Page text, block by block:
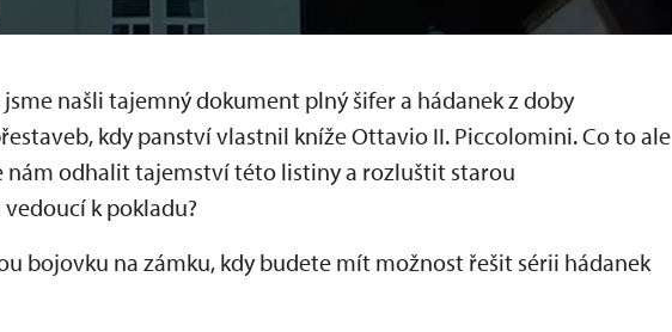
našli tajemný dokument plný šifer a hádanek z doby
kdy panství vlastnil kníže Ottavio II. Piccolomini. Co to ale
nám odhalit tajemství této listiny a rozluštit starou
k pokladu?
bojovku na zámku, kdy budete mít možnost řešit sérii hádanek